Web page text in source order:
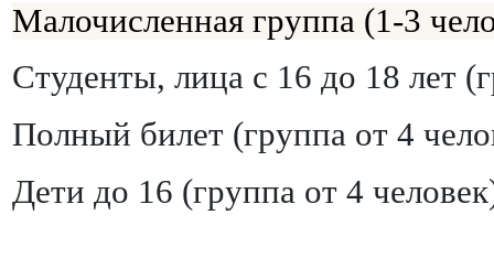
Малочисленная группа (1-3
Студенты, лица с 16 до 18 лет
Полный билет (группа от 4
Дети до 16 (группа от 4